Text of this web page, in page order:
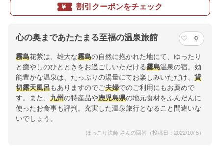
割引クーポンをチェック
心の奥まであたたまる至福の温泉旅館 0
霧島花紫は、雄大な霧島の自然に抱かれた地にて、ゆったり
と癒やしのひとときをお過ごしいただける霧島温泉の宿。効
能豊かな温泉は、たっぷりの湯量にてお楽しみいただけ、 貸
切露天風呂もありますのでご夫婦でのご利用にもお薦めで
す。また、 九州の特産品や鹿児島県の地元食材をふんだんに
使ったお食事も評判。充実した温泉旅行となること間違いな
いでしょう。
ほっこり法師 さんの回答（投稿日：2022/10/ 5）